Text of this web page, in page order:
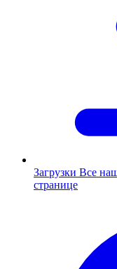
Загрузки Все
странице